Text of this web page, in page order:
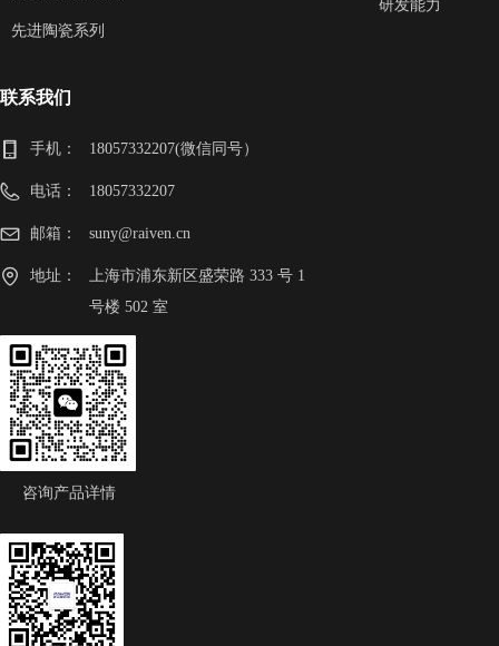
先进陶瓷系列
研发能力
联系我们
手机： 18057332207(微信同号）
电话： 18057332207
邮箱： suny@raiven.cn
地址：
上海市浦东新区盛荣路 333 号 1
号楼 502 室
咨询产品详情